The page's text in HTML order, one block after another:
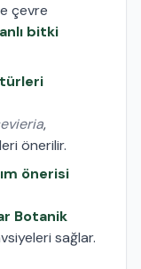
çevre
bitki
,
önerilir.
önerisi
Botanik
sağlar.